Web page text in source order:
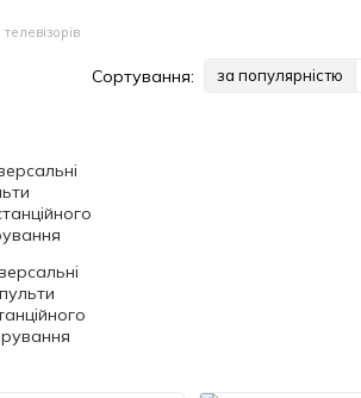
Сортування: за популярністю
пульти